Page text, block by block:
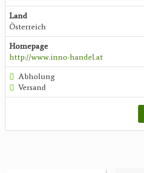
Land
Österreich
Homepage
http://www.inno-handel.at
Abholung
Versand